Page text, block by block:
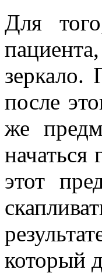
Для
зеркало.
после
же
начаться
этот
который